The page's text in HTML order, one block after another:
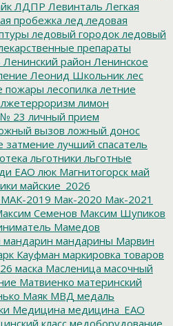
ЛДПР Левинталь Легкая
пробежка лед ледовая
ледовый городок ледовый
препараты
Ленинский район Ленинское
Леонид Школьник лес
пожары лесопилка летние
лжетерроризм лимон
23 личный прием
вызов ложный донос
затмение лучший спасатель
льготники льготные
ЕАО люк Магнитогорск май
майские_2026
МАК-2019 Мак-2020 Мак-2021
Семенов Максим Шупиков
Мамедов
мандарин мандарины Марвин
Кауфман маркировка товаров
маска Масленица масочный
Матвиенко материнский
Маяк МВД медаль
Медицина медицина_ЕАО
класс медоборудование